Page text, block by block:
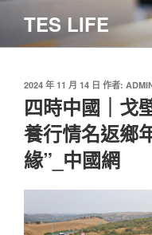
主
TES LIFE
發
佈
於
2024 年 11 月 14 日 作者:
四時中國｜戈
養行情名返鄉
緣”_中國網